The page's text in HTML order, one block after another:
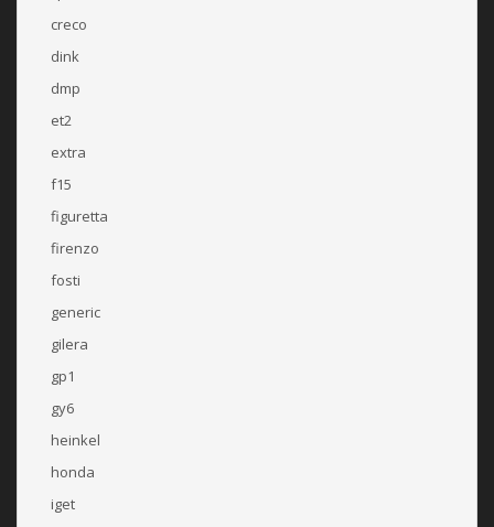
creco
dink
dmp
et2
extra
f15
figuretta
firenzo
fosti
generic
gilera
gp1
gy6
heinkel
honda
iget